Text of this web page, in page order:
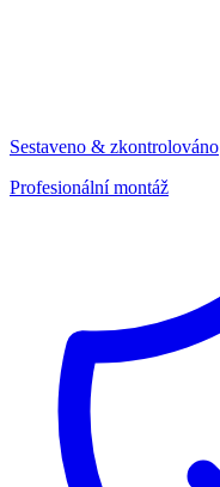
Sestaveno & zkontrolováno
Profesionální montáž